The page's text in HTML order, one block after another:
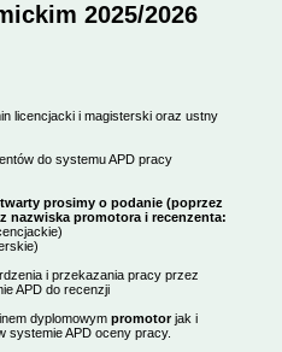
2025/2026
licencjacki i magisterski oraz ustny
do systemu APD pracy
prosimy o podanie (poprzez
nazwiska promotora i recenzenta:
i przekazania pracy przez
APD do recenzji
dyplomowym promotorjak i
systemie APD oceny pracy.